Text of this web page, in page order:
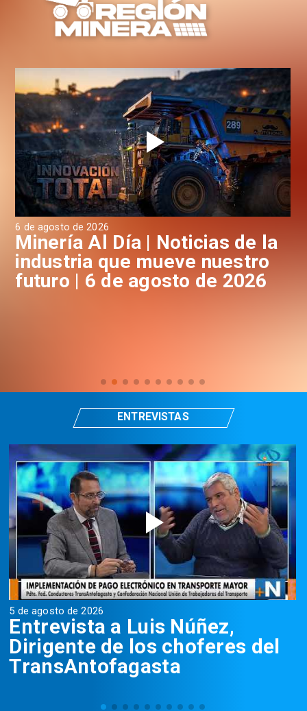
6 de agosto de 2026
Minería Al Día | Noticias de la
industria que mueve nuestro
futuro | 6 de agosto de 2026
5 de agosto de 2026
Entrevista a Luis Núñez,
Dirigente de los choferes del
TransAntofagasta
ENTREVISTAS